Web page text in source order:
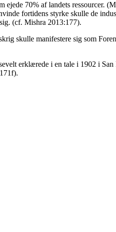
70% af landets ressourcer.
fortidens styrke skulle de
(cf. Mishra 2013:177).
skulle manifestere sig som
erklærede i en tale i 1902 i